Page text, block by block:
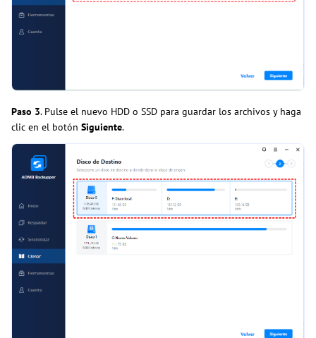
Paso 3. Pulse el nuevo HDD o SSD para guardar los archivos y haga
clic en el botón Siguiente.